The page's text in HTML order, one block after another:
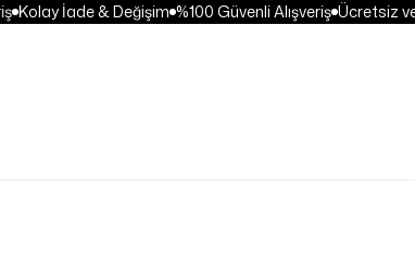
Kolay İade & Değişim %100 Güvenli Alışveriş Ücretsiz ve